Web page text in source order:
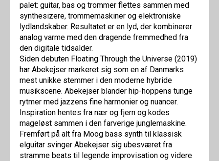
palet: guitar, bas og trommer flettes sammen med
synthesizere, trommemaskiner og elektroniske
lydlandskaber. Resultatet er en lyd, der kombinerer
analog varme med den dragende fremmedhed fra
den digitale tidsalder.
Siden debuten Floating Through the Universe (2019)
har Abekejser markeret sig som en af Danmarks
mest unikke stemmer i den moderne hybride
musikscene. Abekejser blander hip-hoppens tunge
rytmer med jazzens fine harmonier og nuancer.
Inspiration hentes fra nær og fjern og kodes
mageløst sammen i den farverige junglemaskine.
Fremført på alt fra Moog bass synth til klassisk
elguitar svinger Abekejser sig ubesværet fra
stramme beats til legende improvisation og videre